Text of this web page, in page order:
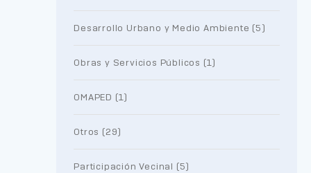
Desarrollo Urbano y Medio Ambiente (5)
Obras y Servicios Públicos (1)
OMAPED (1)
Otros (29)
Participación Vecinal (5)